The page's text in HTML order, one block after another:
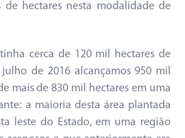
hectares nesta modalidade de
cerca de 120 mil hectares de
de 2016 alcançamos 950 mil
mais de 830 mil hectares em uma
a maioria desta área plantada
leste do Estado, em uma região